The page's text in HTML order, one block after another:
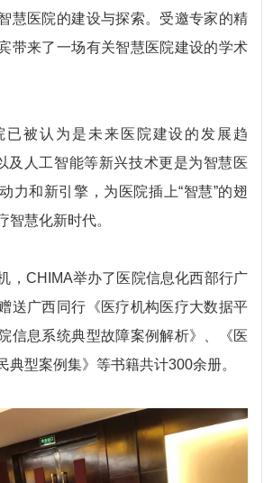
慧医院的建设与探索。受邀专家的精
带来了一场有关智慧医院建设的学术
已被认为是未来医院建设的发展趋
及人工智能等新兴技术更是为智慧医
力和新引擎，为医院插上“智慧”的翅
智慧化新时代。
，CHIMA举办了医院信息化西部行广
送广西同行《医疗机构医疗大数据平
信息系统典型故障案例解析》、《医
典型案例集》等书籍共计300余册。